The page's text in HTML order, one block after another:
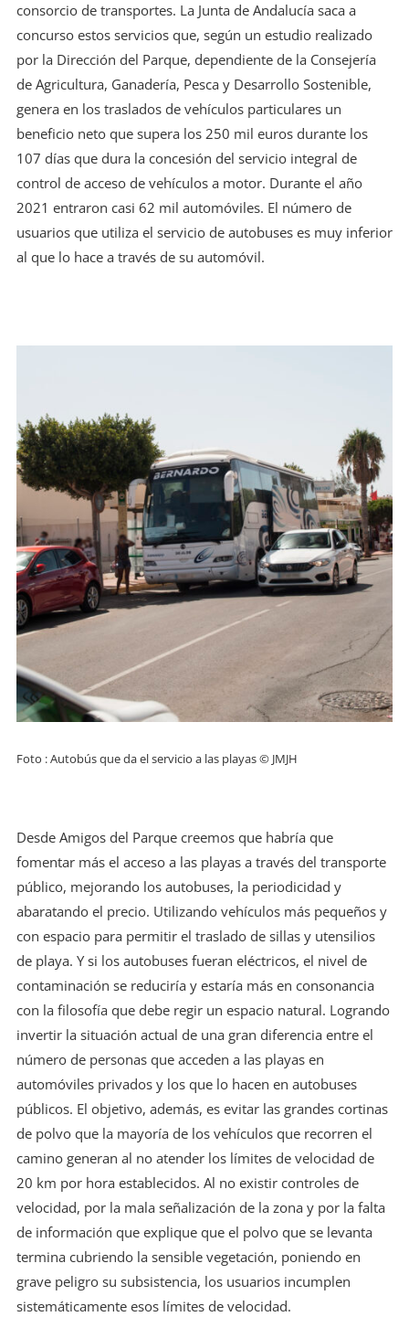
consorcio de transportes. La Junta de Andalucía saca a
concurso estos servicios que, según un estudio realizado
por la Dirección del Parque, dependiente de la Consejería
de Agricultura, Ganadería, Pesca y Desarrollo Sostenible,
genera en los traslados de vehículos particulares un
beneficio neto que supera los 250 mil euros durante los
107 días que dura la concesión del servicio integral de
control de acceso de vehículos a motor. Durante el año
2021 entraron casi 62 mil automóviles. El número de
usuarios que utiliza el servicio de autobuses es muy inferior
al que lo hace a través de su automóvil.
Foto : Autobús que da el servicio a las playas © JMJH
Desde Amigos del Parque creemos que habría que
fomentar más el acceso a las playas a través del transporte
público, mejorando los autobuses, la periodicidad y
abaratando el precio. Utilizando vehículos más pequeños y
con espacio para permitir el traslado de sillas y utensilios
de playa. Y si los autobuses fueran eléctricos, el nivel de
contaminación se reduciría y estaría más en consonancia
con la filosofía que debe regir un espacio natural. Logrando
invertir la situación actual de una gran diferencia entre el
número de personas que acceden a las playas en
automóviles privados y los que lo hacen en autobuses
públicos. El objetivo, además, es evitar las grandes cortinas
de polvo que la mayoría de los vehículos que recorren el
camino generan al no atender los límites de velocidad de
20 km por hora establecidos. Al no existir controles de
velocidad, por la mala señalización de la zona y por la falta
de información que explique que el polvo que se levanta
termina cubriendo la sensible vegetación, poniendo en
grave peligro su subsistencia, los usuarios incumplen
sistemáticamente esos límites de velocidad.